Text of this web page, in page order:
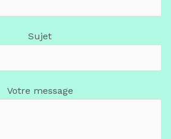
Sujet
Votre message